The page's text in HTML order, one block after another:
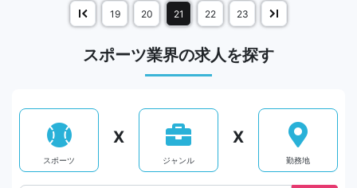
19 20 21 22 23
スポーツ業界の求人を探す
スポーツ
X
ジャンル
X
勤務地